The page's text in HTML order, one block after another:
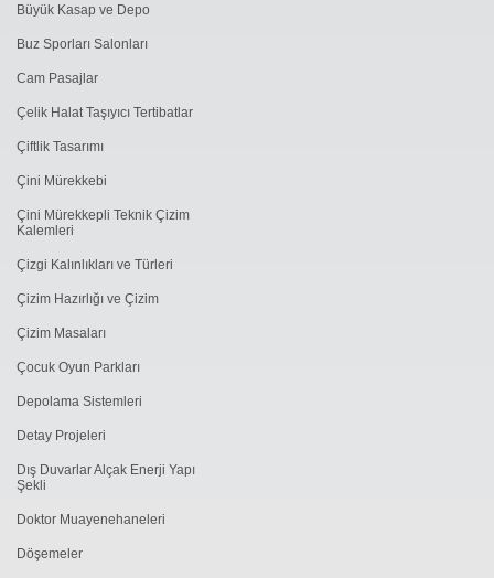
Büyük Kasap ve Depo
Buz Sporları Salonları
Cam Pasajlar
Çelik Halat Taşıyıcı Tertibatlar
Çiftlik Tasarımı
Çini Mürekkebi
Çini Mürekkepli Teknik Çizim
Kalemleri
Çizgi Kalınlıkları ve Türleri
Çizim Hazırlığı ve Çizim
Çizim Masaları
Çocuk Oyun Parkları
Depolama Sistemleri
Detay Projeleri
Dış Duvarlar Alçak Enerji Yapı
Şekli
Doktor Muayenehaneleri
Döşemeler